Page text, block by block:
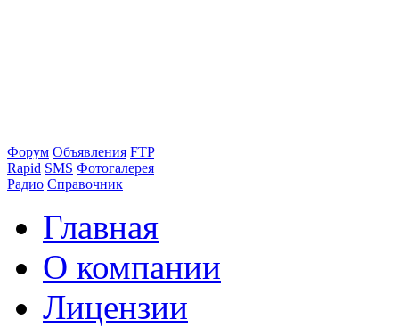
Форум Объявления FTP
Rapid SMS Фотогалерея
Радио Справочник
Главная
О компании
Лицензии